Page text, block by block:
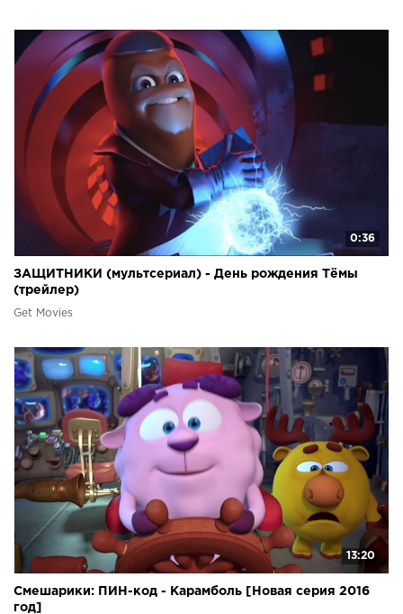
0:36
ЗАЩИТНИКИ (мультсериал) - День рождения Тёмы
(трейлер)
Get Movies
13:20
Смешарики: ПИН-код - Карамболь [Новая серия 2016
год]